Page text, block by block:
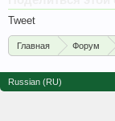
Tweet
Главная Форум
Russian (RU)